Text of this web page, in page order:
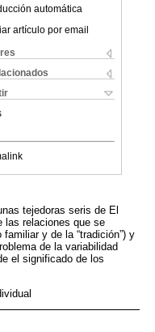
automática
artículo por email
tejedoras seris de El
las relaciones que se
y de la “tradición”) y
de la variabilidad
el significado de los